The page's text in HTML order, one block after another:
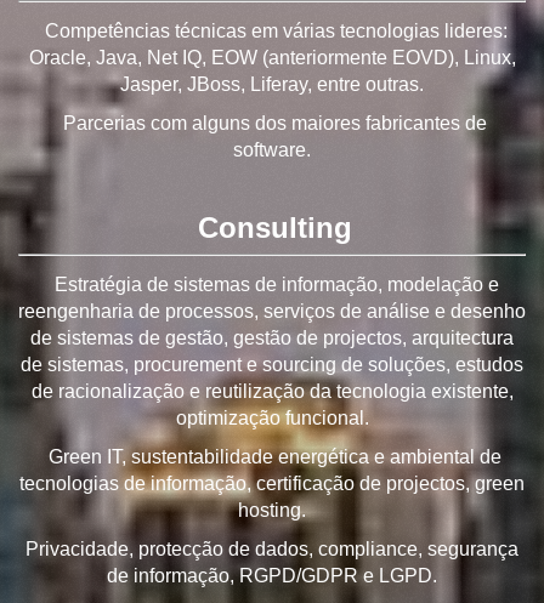
Competências técnicas em várias tecnologias lideres:
Oracle, Java, Net IQ, EOW (anteriormente EOVD), Linux,
Jasper, JBoss, Liferay, entre outras.
Parcerias com alguns dos maiores fabricantes de
software.
Consulting
Estratégia de sistemas de informação, modelação e
reengenharia de processos, serviços de análise e desenho
de sistemas de gestão, gestão de projectos, arquitectura
de sistemas, procurement e sourcing de soluções, estudos
de racionalização e reutilização da tecnologia existente,
optimização funcional.
Green IT, sustentabilidade energética e ambiental de
tecnologias de informação, certificação de projectos, green
hosting.
Privacidade, protecção de dados, compliance, segurança
de informação, RGPD/GDPR e LGPD.